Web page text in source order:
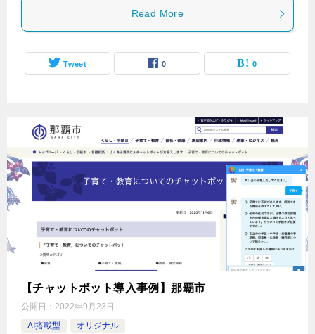
Read More
Tweet 0 0
【チャットボット導入事例】那覇市
公開日： 2022年9月23日
AI搭載型
オリジナル